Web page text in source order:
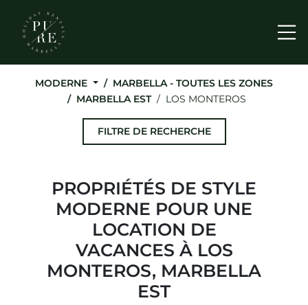
MODERNE
MARBELLA - TOUTES LES ZONES
MARBELLA EST
LOS MONTEROS
FILTRE DE RECHERCHE
PROPRIÉTÉS DE STYLE
MODERNE POUR UNE
LOCATION DE
VACANCES À LOS
MONTEROS, MARBELLA
EST